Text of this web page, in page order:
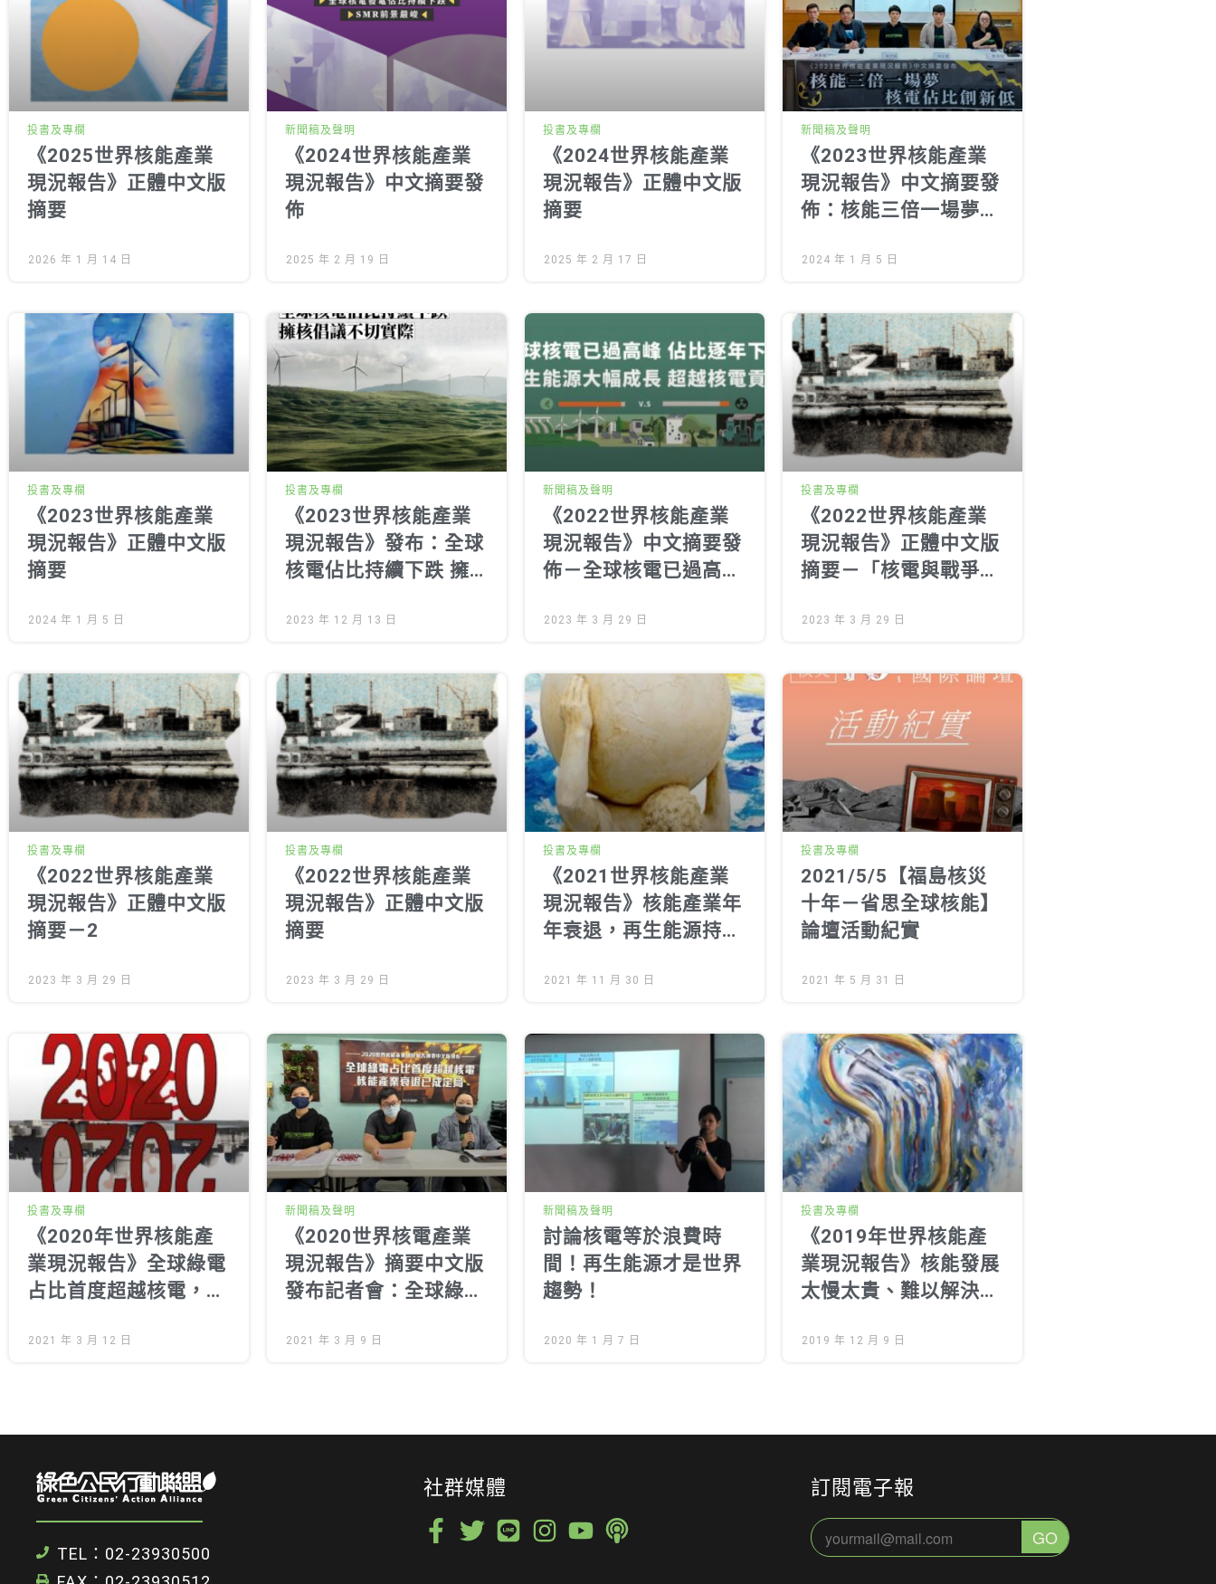
投書及專欄
《2025世界核能產業
現況報告》正體中文版
摘要
2026 年 1 月 14 日
新聞稿及聲明
《2024世界核能產業
現況報告》中文摘要發
佈
2025 年 2 月 19 日
投書及專欄
《2024世界核能產業
現況報告》正體中文版
摘要
2025 年 2 月 17 日
新聞稿及聲明
《2023世界核能產業
現況報告》中文摘要發
佈：核能三倍一場夢，
2024 年 1 月 5 日
投書及專欄
《2023世界核能產業
現況報告》正體中文版
摘要
2024 年 1 月 5 日
投書及專欄
《2023世界核能產業
現況報告》發布：全球
核電佔比持續下跌 擁
2023 年 12 月 13 日
新聞稿及聲明
《2022世界核能產業
現況報告》中文摘要發
佈－全球核電已過高
生能源大幅成長超越核
2023 年 3 月 29 日
投書及專欄
《2022世界核能產業
現況報告》正體中文版
摘要－「核電與戰爭」
2023 年 3 月 29 日
投書及專欄
《2022世界核能產業
現況報告》正體中文版
摘要－2
2023 年 3 月 29 日
投書及專欄
《2022世界核能產業
現況報告》正體中文版
摘要
2023 年 3 月 29 日
投書及專欄
《2021世界核能產業
現況報告》核能產業年
年衰退，再生能源持續
2021 年 11 月 30 日
投書及專欄
2021/5/5【福島核災
十年－省思全球核能】
論壇活動紀實
2021 年 5 月 31 日
投書及專欄
《2020年世界核能產
業現況報告》全球綠電
占比首度超越核電，核
2021 年 3 月 12 日
新聞稿及聲明
《2020世界核電產業
現況報告》摘要中文版
發布記者會：全球綠電
能產業衰退已成定局
2021 年 3 月 9 日
新聞稿及聲明
討論核電等於浪費時
間！再生能源才是世界
趨勢！
2020 年 1 月 7 日
投書及專欄
《2019年世界核能產
業現況報告》核能發展
太慢太貴、難以解決氣
2019 年 12 月 9 日
TEL：02-23930500
社群媒體 訂閱電子報